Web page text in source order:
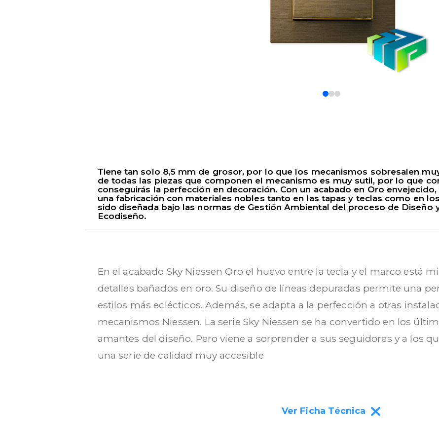
01 2
Tiene tan solo 8,5 mm de grosor, por lo que los mecanismos sobresalen
de todas las piezas que componen el mecanismo es muy sutil, por lo que
conseguirás la perfección en decoración. Con un acabado en Oro
una fabricación con materiales nobles tanto en las tapas y teclas como en
sido diseñada bajo las normas de Gestión Ambiental del proceso de Diseño
Ecodiseño.
En el acabado Sky Niessen Oro el huevo entre la tecla y el marco está
detalles bañados en oro. Su diseño de líneas depuradas permite una
estilos más eclécticos. Además, se adapta a la perfección a otras
mecanismos Niessen. La serie Sky Niessen se ha convertido en los
amantes del diseño. Pero viene a sorprender a sus seguidores y a los
una serie de calidad muy accesible
Ver Ficha Técnica